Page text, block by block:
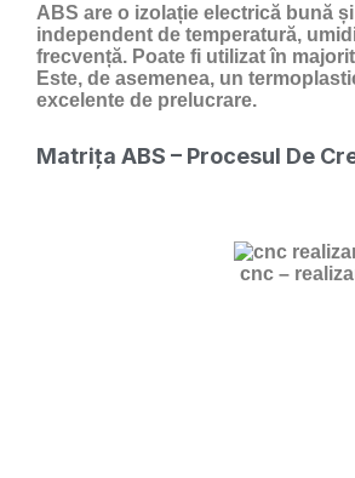
ABS are o izolație electrică bună
independent de temperatură,
frecvență. Poate fi utilizat în
Este, de asemenea, un
excelente de prelucrare.
Matrița ABS – Procesul De
cnc –